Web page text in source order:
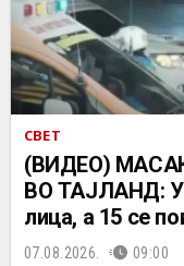
СВЕТ
(ВИДЕО)
ВО ТАЈЛАНД:
лица, а 15 се
07.08.2026. 09:00